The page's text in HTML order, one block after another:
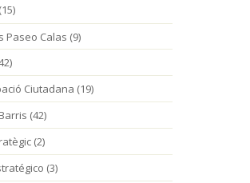
línea de autobús
modifica sus
a partir del 4
por las obras de la
rotonda de acceso a
del Camp
Los cambios serán de
aplicación provisional
(15)
Paseo Calas (9)
Ciutadana (19)
(42)
(2)
(3)